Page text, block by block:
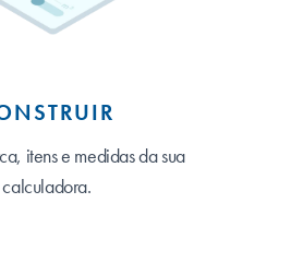
itens e medidas da sua
calculadora.